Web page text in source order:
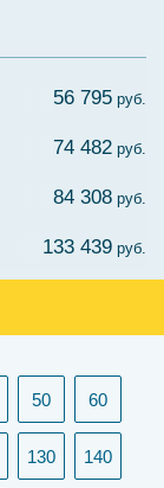
56 795 руб.
74 482 руб.
84 308 руб.
133 439 руб.
50 60
130 140